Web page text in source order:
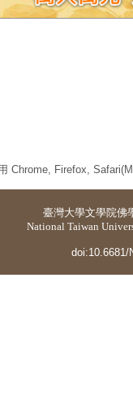
Chrome, Firefox,
臺灣大學文學院佛
National Taiwan
doi:10.6681/